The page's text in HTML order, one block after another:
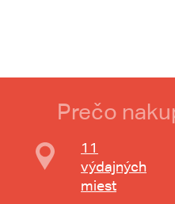
Prečo
11
výdajných
miest